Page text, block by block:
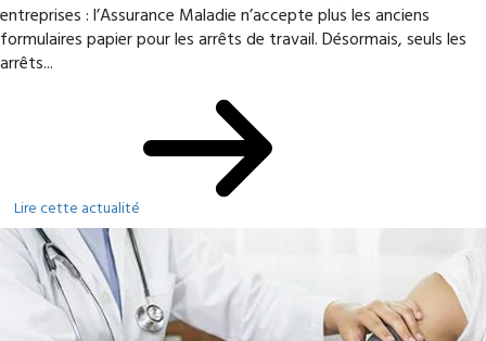
entreprises : l’Assurance Maladie n’accepte plus les anciens
formulaires papier pour les arrêts de travail. Désormais, seuls les
arrêts...
Lire cette actualité